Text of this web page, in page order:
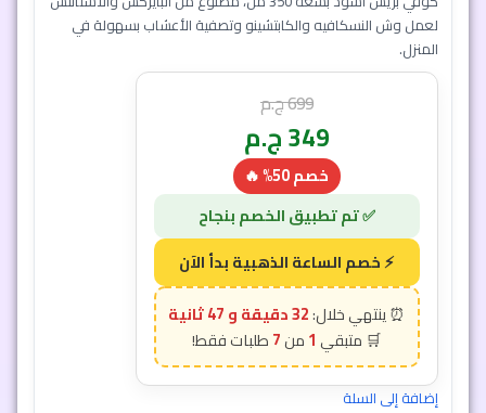
لعمل وش النسكافيه والكابتشينو وتصفية الأعشاب بسهولة في
المنزل.
699ج.م
349ج.م
خصم 50% 🔥
32 دقيقة و 45 ثانية
1
7
إضافة إلى السلة